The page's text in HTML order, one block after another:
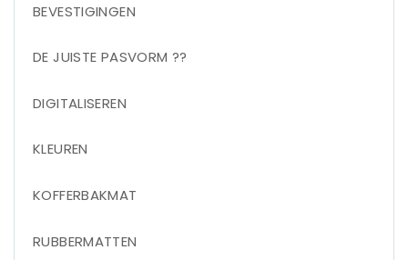
BEVESTIGINGEN
DE JUISTE PASVORM ??
DIGITALISEREN
KLEUREN
KOFFERBAKMAT
RUBBERMATTEN